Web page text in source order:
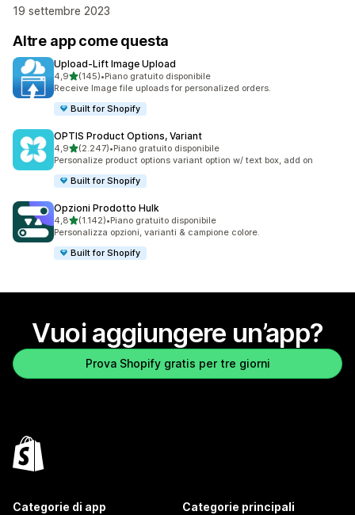
19 settembre 2023
Altre app come questa
Upload‑Lift Image Upload
4,9stelle su 5
(145)
145 recensioni totali
•Piano gratuito disponibile
Receive Image file uploads for personalized orders.
Built for Shopify
OPTIS Product Options, Variant
4,9stelle su 5
(2.247)
2247 recensioni totali
•Piano gratuito disponibile
Personalize product options variant option w/ text box, add on
Built for Shopify
Opzioni Prodotto Hulk
4,8stelle su 5
(1.142)
1142 recensioni totali
•Piano gratuito disponibile
Personalizza opzioni, varianti & campione colore.
Built for Shopify
Vuoi aggiungere un’app?
Prova Shopify gratis per tre giorni
Categorie di app Categorie principali